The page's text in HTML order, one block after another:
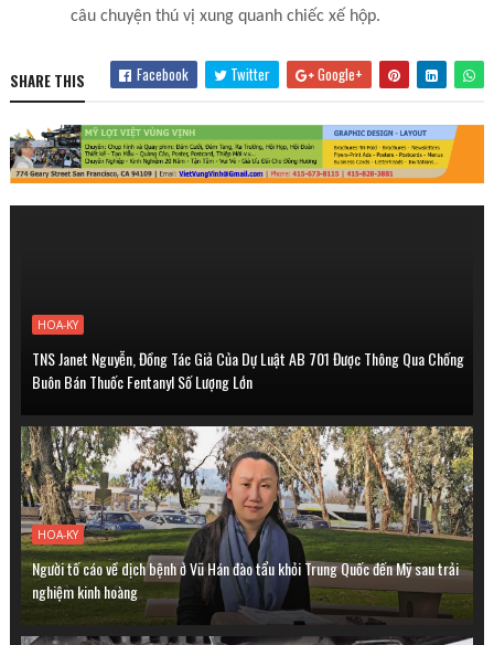
câu chuyện thú vị xung quanh chiếc xế hộp.
SHARE THIS Facebook Twitter Google+
HOA-KY
TNS Janet Nguyễn, Đồng Tác Giả Của Dự Luật AB 701 Được Thông Qua Chống
Buôn Bán Thuốc Fentanyl Số Lượng Lớn
HOA-KY
Người tố cáo về dịch bệnh ở Vũ Hán đào tẩu khỏi Trung Quốc đến Mỹ sau trải
nghiệm kinh hoàng